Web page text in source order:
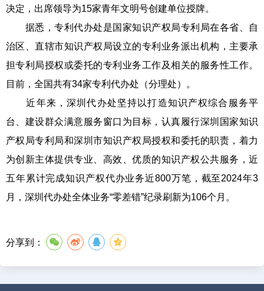
决定，出席领导为15家青年文明号创建单位授牌。
据悉，专利代办处是国家知识产权局专利局在各省、自
治区、直辖市知识产权局设立的专利业务派出机构，主要承
担专利局授权或委托的专利业务工作及相关的服务性工作。
目前，全国共有34家专利代办处（分理处）。
近年来，深圳代办处坚持以打造知识产权综合服务平
台、建设群众满意服务窗口为目标，认真履行深圳国家知识
产权局专利局和深圳市知识产权局授权和委托的职责，着力
为创新主体提供专业、高效、优质的知识产权公共服务，近
五年累计完成知识产权代办业务近800万笔，截至2024年3
月，深圳代办处全体业务“零差错”纪录刷新为106个月。
分享到：